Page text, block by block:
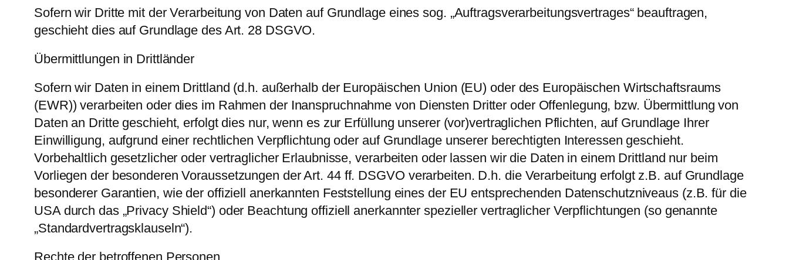
Sofern wir Dritte mit der Verarbeitung von Daten auf Grundlage eines sog. „Auftragsverarbeitungsvertrages“ beauftragen,
geschieht dies auf Grundlage des Art. 28 DSGVO.
Übermittlungen in Drittländer
Sofern wir Daten in einem Drittland (d.h. außerhalb der Europäischen Union (EU) oder des Europäischen Wirtschaftsraums
(EWR)) verarbeiten oder dies im Rahmen der Inanspruchnahme von Diensten Dritter oder Offenlegung, bzw. Übermittlung von
Daten an Dritte geschieht, erfolgt dies nur, wenn es zur Erfüllung unserer (vor)vertraglichen Pflichten, auf Grundlage Ihrer
Einwilligung, aufgrund einer rechtlichen Verpflichtung oder auf Grundlage unserer berechtigten Interessen geschieht.
Vorbehaltlich gesetzlicher oder vertraglicher Erlaubnisse, verarbeiten oder lassen wir die Daten in einem Drittland nur beim
Vorliegen der besonderen Voraussetzungen der Art. 44 ff. DSGVO verarbeiten. D.h. die Verarbeitung erfolgt z.B. auf Grundlage
besonderer Garantien, wie der offiziell anerkannten Feststellung eines der EU entsprechenden Datenschutzniveaus (z.B. für die
USA durch das „Privacy Shield“) oder Beachtung offiziell anerkannter spezieller vertraglicher Verpflichtungen (so genannte
„Standardvertragsklauseln“).
Rechte der betroffenen Personen